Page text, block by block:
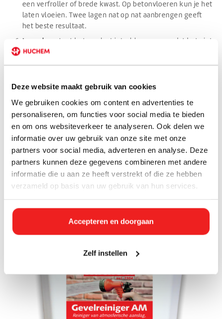
Deze website maakt gebruik van cookies
We gebruiken cookies om content en advertenties te
personaliseren, om functies voor social media te bieden
en om ons websiteverkeer te analyseren. Ook delen we
informatie over uw gebruik van onze site met onze
partners voor social media, adverteren en analyse. Deze
partners kunnen deze gegevens combineren met andere
informatie die u aan ze heeft verstrekt of die ze hebben
verzameld op basis van uw gebruik van hun services.
Accepteren en doorgaan
Zelf instellen
een verfroller of brede kwast. Op betonvloeren kun je het
laten vloeien. Twee lagen nat op nat aanbrengen geeft
het beste resultaat.
Inwerken
. Laat het product intrekken en zorg dat het niet
te snel opdroogt. Twee lagen nat op nat aanbrengen geeft
uitharden voordat je het weer gebruikt.
Onze producten
Reiniger